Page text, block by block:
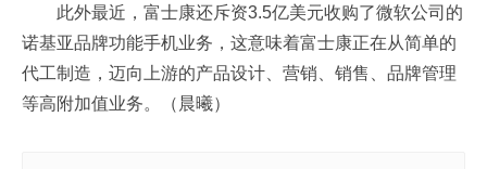
此外最近，富士康还斥资3.5亿美元收购了微软公司的
诺基亚品牌功能手机业务，这意味着富士康正在从简单的
代工制造，迈向上游的产品设计、营销、销售、品牌管理
等高附加值业务。（晨曦）